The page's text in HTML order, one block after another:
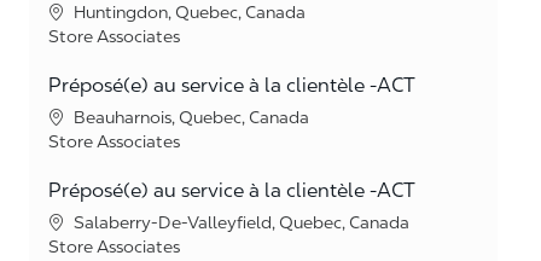
Location
Huntingdon, Quebec, Canada
Category
Store Associates
Préposé(e) au service à la clientèle -ACT
Location
Beauharnois, Quebec, Canada
Category
Store Associates
Préposé(e) au service à la clientèle -ACT
Location
Salaberry-De-Valleyfield, Quebec, Canada
Category
Store Associates